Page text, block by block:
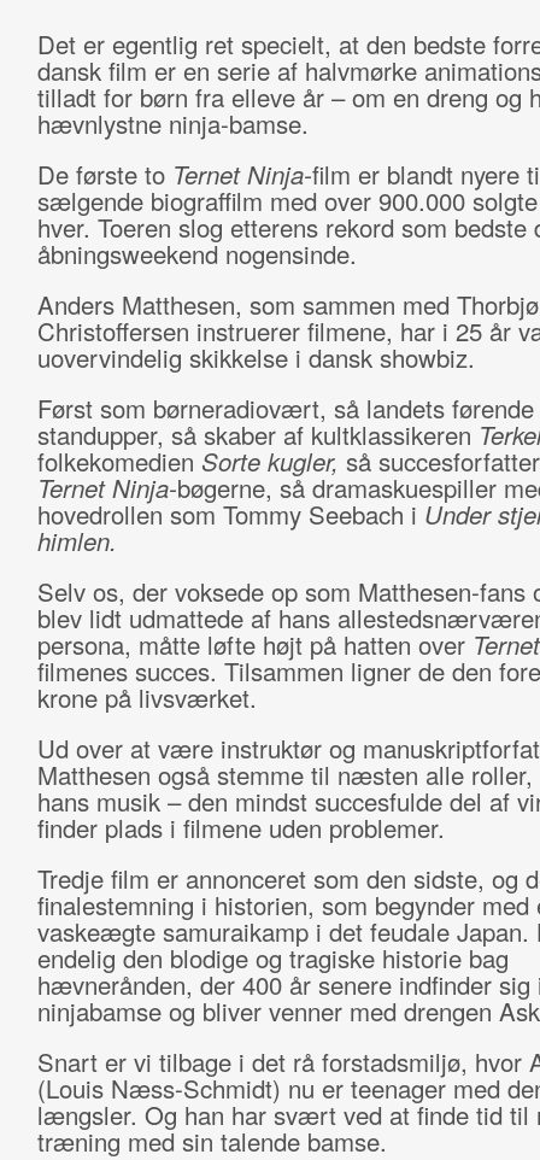
Det er egentlig ret specielt, at den bedste
dansk film er en serie af halvmørke
tilladt for børn fra elleve år – om en dreng og
hævnlystne ninja-bamse.
De første to Ternet Ninja-film er blandt nyere
sælgende biograffilm med over 900.000
hver. Toeren slog etterens rekord som bedste
åbningsweekend nogensinde.
Anders Matthesen, som sammen med
Christoffersen instruerer filmene, har i 25 år
uovervindelig skikkelse i dansk showbiz.
Først som børneradiovært, så landets førende
standupper, så skaber af kultklassikeren
folkekomedien Sorte kugler, så
Ternet Ninja-bøgerne, så dramaskuespiller
hovedrollen som Tommy Seebach i Under
himlen.
Selv os, der voksede op som Matthesen-fans
blev lidt udmattede af hans
persona, måtte løfte højt på hatten over
filmenes succes. Tilsammen ligner de den
krone på livsværket.
Ud over at være instruktør og
Matthesen også stemme til næsten alle roller,
hans musik – den mindst succesfulde del af
finder plads i filmene uden problemer.
Tredje film er annonceret som den sidste, og
finalestemning i historien, som begynder med
vaskeægte samuraikamp i det feudale Japan.
endelig den blodige og tragiske historie bag
hævnerånden, der 400 år senere indfinder sig
ninjabamse og bliver venner med drengen
Snart er vi tilbage i det rå forstadsmiljø, hvor
(Louis Næss-Schmidt) nu er teenager med
længsler. Og han har svært ved at finde tid til
træning med sin talende bamse.